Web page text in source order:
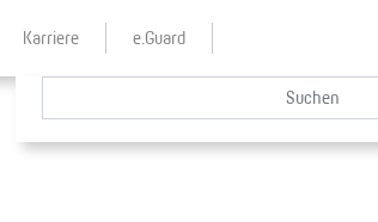
Karriere e.Guard